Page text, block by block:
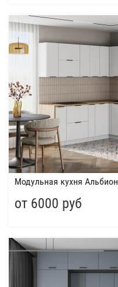
Модульная кухня Альбион
от 6000 руб